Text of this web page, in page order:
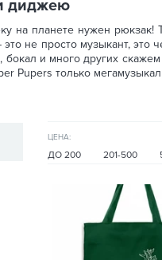
диджею
на планете нужен
не просто музыкант, это
бокал и много других
Pupers только
ЦЕНА:
ДО 200 201-500